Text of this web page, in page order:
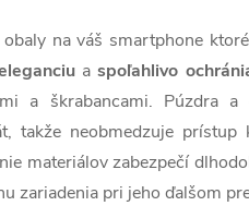
obaly na váš smartphone
a spoľahlivo
a škrabancami. Púzdra
takže neobmedzuje
materiálov zabezpečí
zariadenia pri jeho ďalšom